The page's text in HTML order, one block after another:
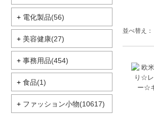
+ 電化製品(56)
+ 美容健康(27)
+ 事務用品(454)
+ 食品(1)
+ ファッション小物(10617)
並べ替え：